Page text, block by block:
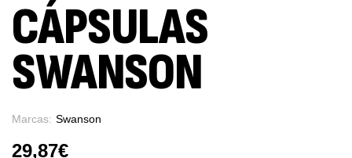
CÁPSULAS
SWANSON
Marcas: Swanson
29,87€